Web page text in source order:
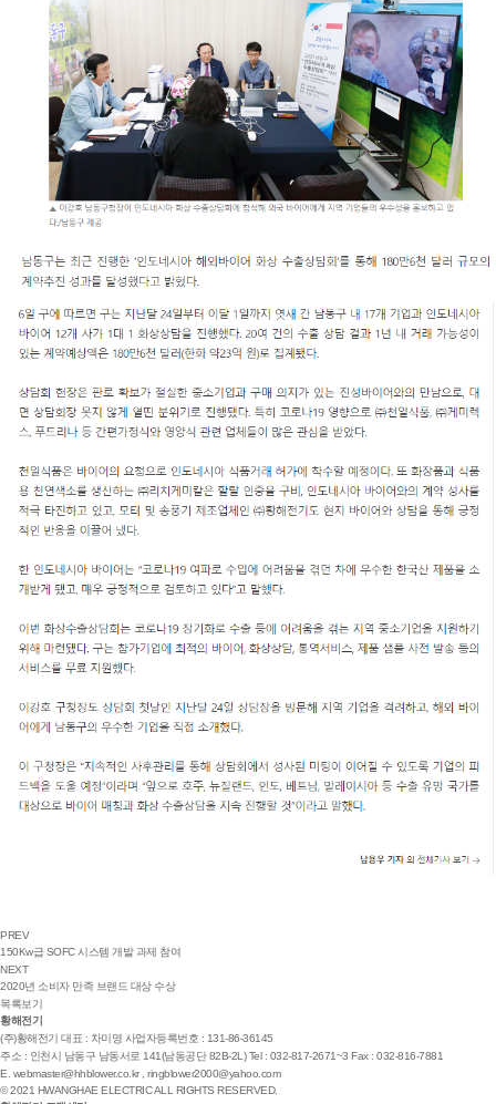
PREV
150Kw급 SOFC 시스템 개발 과제 참여
NEXT
2020년 소비자 만족 브랜드 대상 수상
목록보기
황해전기
(주)황해전기 대표 : 차미영 사업자등록번호 : 131-86-36145
주소 : 인천시 남동구 남동서로 141(남동공단 82B-2L) Tel : 032-817-2671~3 Fax : 032-816-7881
E. webmaster@hhblower.co.kr, ringblower2000@yahoo.com
© 2021 HWANGHAE ELECTRIC ALL RIGHTS RESERVED.